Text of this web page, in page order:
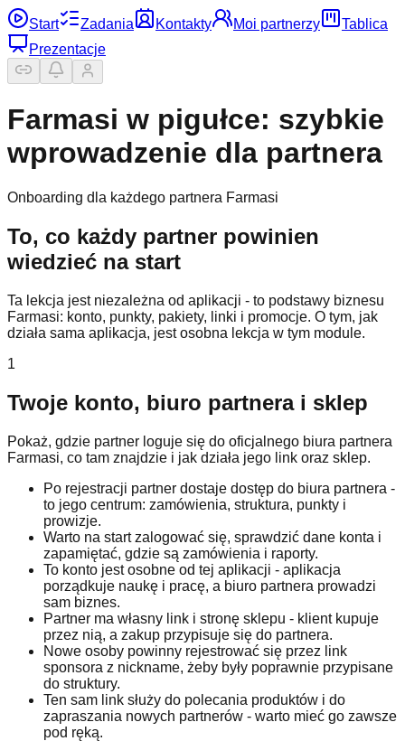
Start Zadania Kontakty Moi partnerzy
Tablica
Prezentacje
Farmasi w pigułce: szybkie
wprowadzenie dla partnera
Onboarding dla każdego partnera Farmasi
To, co każdy partner powinien
wiedzieć na start
Ta lekcja jest niezależna od aplikacji - to podstawy biznesu
Farmasi: konto, punkty, pakiety, linki i promocje. O tym, jak
działa sama aplikacja, jest osobna lekcja w tym module.
1
Twoje konto, biuro partnera i sklep
Pokaż, gdzie partner loguje się do oficjalnego biura partnera
Farmasi, co tam znajdzie i jak działa jego link oraz sklep.
Po rejestracji partner dostaje dostęp do biura partnera -
to jego centrum: zamówienia, struktura, punkty i
prowizje.
Warto na start zalogować się, sprawdzić dane konta i
zapamiętać, gdzie są zamówienia i raporty.
To konto jest osobne od tej aplikacji - aplikacja
porządkuje naukę i pracę, a biuro partnera prowadzi
sam biznes.
Partner ma własny link i stronę sklepu - klient kupuje
przez nią, a zakup przypisuje się do partnera.
Nowe osoby powinny rejestrować się przez link
sponsora z nickname, żeby były poprawnie przypisane
do struktury.
Ten sam link służy do polecania produktów i do
zapraszania nowych partnerów - warto mieć go zawsze
pod ręką.